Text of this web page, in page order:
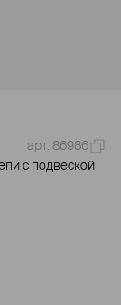
арт. 86986
с подвеской